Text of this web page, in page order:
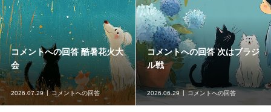
コメントへの回答 酷暑花火大
会
2026.07.29 コメントへの回答
コメントへの回答 次はブラジ
ル戦
2026.06.29 コメントへの回答